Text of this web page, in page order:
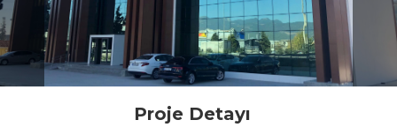
Proje Detayı